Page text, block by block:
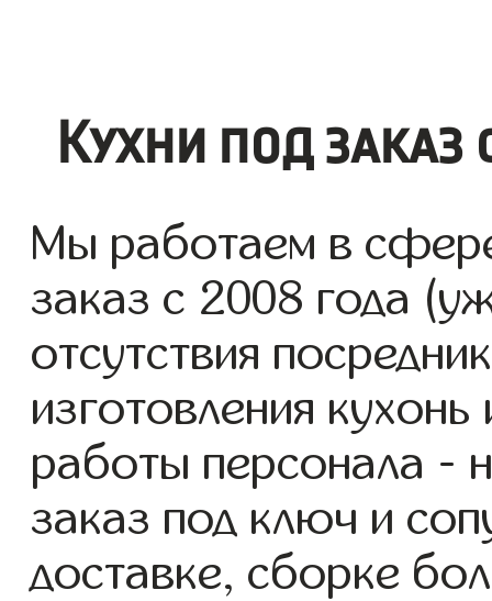
Кухни под
Мы работаем в
заказ с 2008 года
отсутствия
изготовления
работы персонала -
заказ под ключ и
доставке, сборке